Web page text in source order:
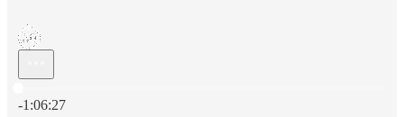
-1:06:27